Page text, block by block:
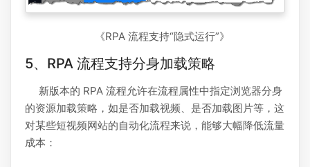
《RPA 流程支持“隐式运行”》
5、RPA 流程支持分身加载策略
新版本的 RPA 流程允许在流程属性中指定浏览器分身
的资源加载策略，如是否加载视频、是否加载图片等，这
对某些短视频网站的自动化流程来说，能够大幅降低流量
成本：